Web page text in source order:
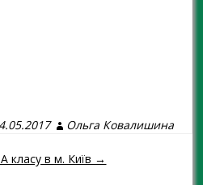
Ольга Ковалишина
А класу в м. Київ →